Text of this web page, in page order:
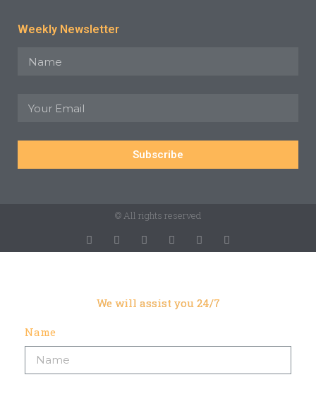
Weekly Newsletter
Subscribe
© All rights reserved
We will assist you 24/7
Name